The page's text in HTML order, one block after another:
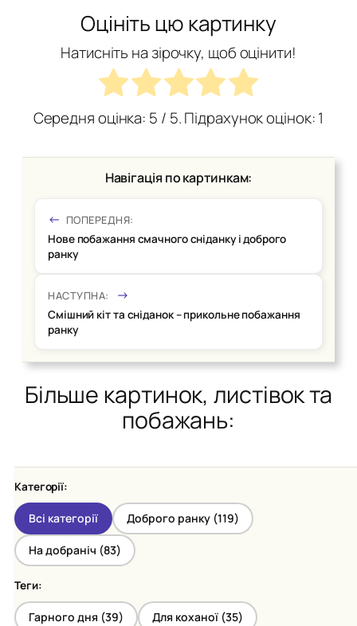
Оцініть цю картинку
Натисніть на зірочку, щоб оцінити!
Середня оцінка: 5 / 5. Підрахунок оцінок:1
Навігація по картинкам:
ПОПЕРЕДНЯ:
Нове побажання смачного сніданку і доброго
ранку
НАСТУПНА:
Смішний кіт та сніданок – прикольне побажання
ранку
Більше картинок, листівок та
побажань:
Категорії:
Всі категорії Доброго ранку (119)
На добраніч (83)
Теги:
Гарного дня (39) Для коханої (35)